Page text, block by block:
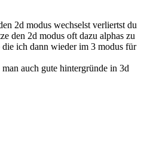
2d modus wechselst verliertst du
den 2d modus oft dazu alphas zu
ich dann wieder im 3 modus für
auch gute hintergründe in 3d